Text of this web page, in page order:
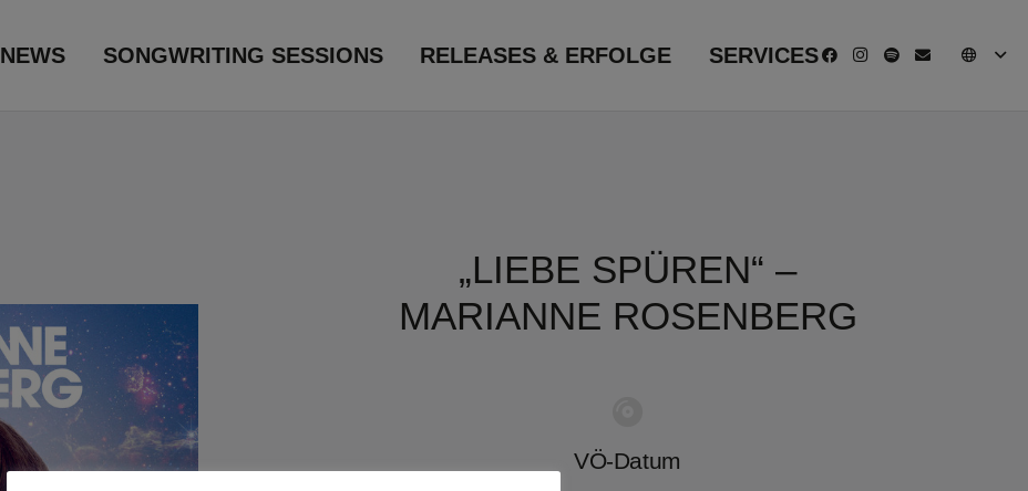
NEWS SONGWRITING SESSIONS RELEASES & ERFOLGE SERVICES
„LIEBE SPÜREN“ –
MARIANNE ROSENBERG
VÖ-Datum